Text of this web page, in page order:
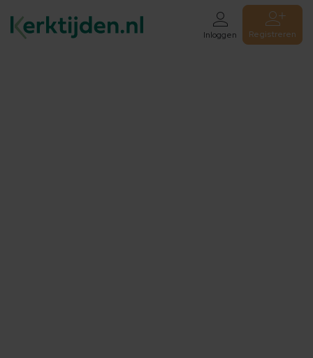
Inloggen Registreren